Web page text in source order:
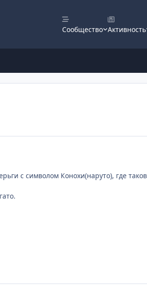
Сообщество Активность
с символом Конохи(наруто), где